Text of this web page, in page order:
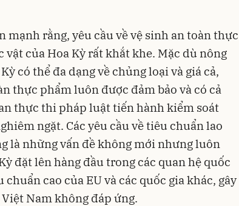
mạnh rằng, yêu cầu về vệ sinh an toàn thực
của Hoa Kỳ rất khắt khe. Mặc dù nông
có thể đa dạng về chủng loại và giá cả,
thực phẩm luôn được đảm bảo và có cả
thực thi pháp luật tiến hành kiểm soát
ngặt. Các yêu cầu về tiêu chuẩn lao
là những vấn đề không mới nhưng luôn
đặt lên hàng đầu trong các quan hệ quốc
cao của EU và các quốc gia khác, gây
Nam không đáp ứng.